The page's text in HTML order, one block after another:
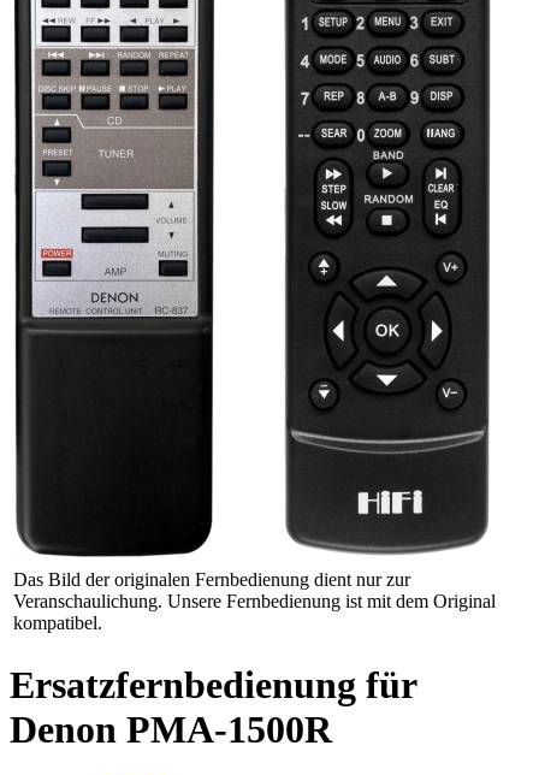
Das Bild der originalen Fernbedienung dient nur zur
Veranschaulichung. Unsere Fernbedienung ist mit dem Original
kompatibel.
Ersatzfernbedienung für
Denon PMA-1500R